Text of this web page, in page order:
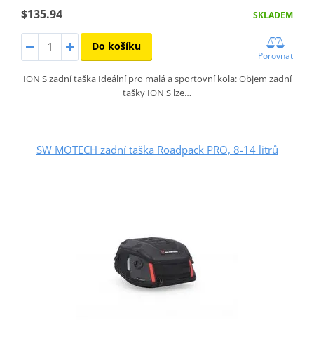
$135.94 SKLADEM
Do košíku
Porovnat
ION S zadní taška Ideální pro malá a sportovní kola: Objem zadní
tašky ION S lze…
SW MOTECH zadní taška Roadpack PRO, 8-14 litrů